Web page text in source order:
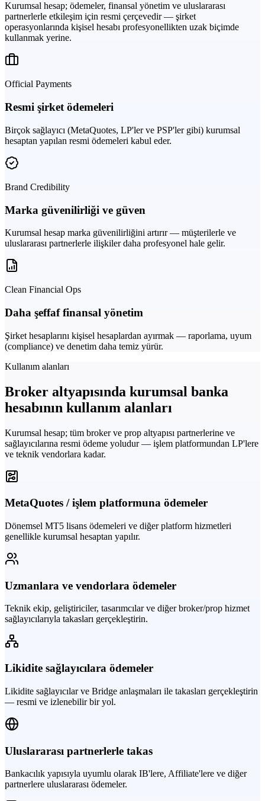
Kurumsal hesap; ödemeler, finansal yönetim ve uluslararası
partnerlerle etkileşim için resmi çerçevedir — şirket
operasyonlarında kişisel hesabı profesyonellikten uzak biçimde
kullanmak yerine.
Official Payments
Resmi şirket ödemeleri
Birçok sağlayıcı (MetaQuotes, LP'ler ve PSP'ler gibi) kurumsal
hesaptan yapılan resmi ödemeleri kabul eder.
Brand Credibility
Marka güvenilirliği ve güven
Kurumsal hesap marka güvenilirliğini artırır — müşterilerle ve
uluslararası partnerlerle ilişkiler daha profesyonel hale gelir.
Clean Financial Ops
Daha şeffaf finansal yönetim
Şirket hesaplarını kişisel hesaplardan ayırmak — raporlama, uyum
(compliance) ve denetim daha temiz yürür.
Kullanım alanları
Broker altyapısında kurumsal banka
hesabının kullanım alanları
Kurumsal hesap; tüm broker ve prop altyapısı partnerlerine ve
sağlayıcılarına resmi ödeme yoludur — işlem platformundan LP'lere
ve teknik vendorlara kadar.
MetaQuotes / işlem platformuna ödemeler
Dönemsel MT5 lisans ödemeleri ve diğer platform hizmetleri
genellikle kurumsal hesaptan yapılır.
Uzmanlara ve vendorlara ödemeler
Teknik ekip, geliştiriciler, tasarımcılar ve diğer broker/prop hizmet
sağlayıcılarıyla takasları gerçekleştirin.
Likidite sağlayıcılara ödemeler
Likidite sağlayıcılar ve Bridge anlaşmaları ile takasları gerçekleştirin
— resmi ve izlenebilir bir yol.
Uluslararası partnerlerle takas
Bankacılık yapısıyla uyumlu olarak IB'lere, Affiliate'lere ve diğer
partnerlere uluslararası ödemeler.